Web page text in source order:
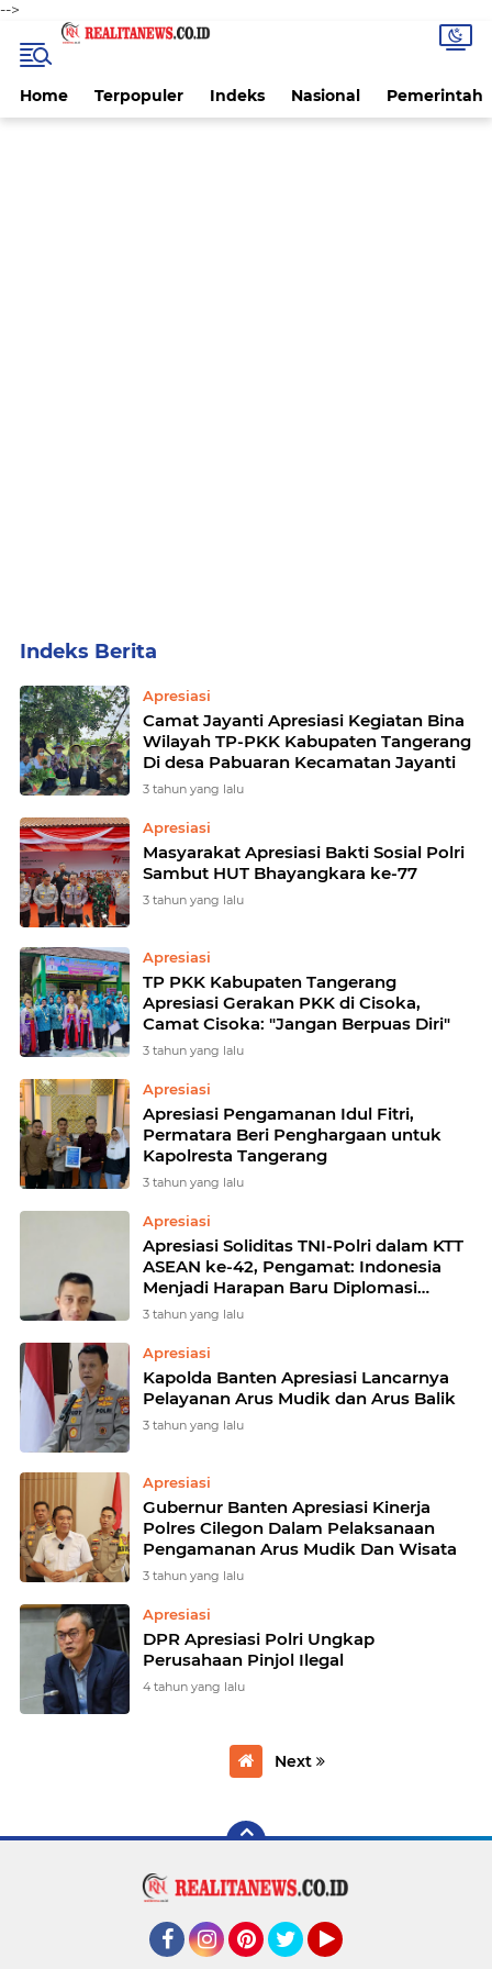
-->
Home Terpopuler Indeks Nasional Pemerintah
Apresiasi
Camat Jayanti Apresiasi Kegiatan Bina
Wilayah TP-PKK Kabupaten Tangerang
Di desa Pabuaran Kecamatan Jayanti
3 tahun yang lalu
Apresiasi
Masyarakat Apresiasi Bakti Sosial Polri
Sambut HUT Bhayangkara ke-77
3 tahun yang lalu
Apresiasi
TP PKK Kabupaten Tangerang
Apresiasi Gerakan PKK di Cisoka,
Camat Cisoka: "Jangan Berpuas Diri"
3 tahun yang lalu
Apresiasi
Apresiasi Pengamanan Idul Fitri,
Permatara Beri Penghargaan untuk
Kapolresta Tangerang
3 tahun yang lalu
Apresiasi
Apresiasi Soliditas TNI-Polri dalam KTT
ASEAN ke-42, Pengamat: Indonesia
Menjadi Harapan Baru Diplomasi
ASEAN
3 tahun yang lalu
Apresiasi
Kapolda Banten Apresiasi Lancarnya
Pelayanan Arus Mudik dan Arus Balik
3 tahun yang lalu
Apresiasi
Gubernur Banten Apresiasi Kinerja
Polres Cilegon Dalam Pelaksanaan
Pengamanan Arus Mudik Dan Wisata
3 tahun yang lalu
Apresiasi
DPR Apresiasi Polri Ungkap
Perusahaan Pinjol Ilegal
4 tahun yang lalu
Next